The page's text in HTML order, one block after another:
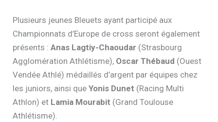
Plusieurs jeunes Bleuets ayant participé aux
Championnats d’Europe de cross seront également
présents :Anas Lagtiy-Chaoudar (Strasbourg
Agglomération Athlétisme), Oscar Thébaud (Ouest
Vendée Athlé) médaillés d’argent par équipes chez
les juniors, ainsi queYonis Dunet (Racing Multi
Athlon) et Lamia Mourabit (Grand Toulouse
Athlétisme).